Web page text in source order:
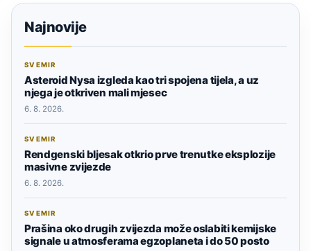
Najnovije
SVEMIR
Asteroid Nysa izgleda kao tri spojena tijela, a uz
njega je otkriven mali mjesec
6. 8. 2026.
SVEMIR
Rendgenski bljesak otkrio prve trenutke eksplozije
masivne zvijezde
6. 8. 2026.
SVEMIR
Prašina oko drugih zvijezda može oslabiti kemijske
signale u atmosferama egzoplaneta i do 50 posto